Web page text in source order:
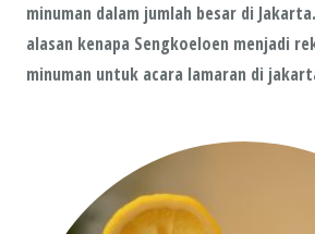
minuman dalam jumlah besar di
alasan kenapa Sengkoeloen menjadi
minuman untuk acara lamaran di